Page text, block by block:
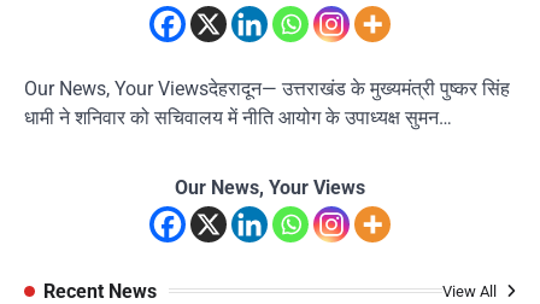
Our News, Your Viewsदेहरादून— उत्तराखंड के मुख्यमंत्री पुष्कर सिंह
धामी ने शनिवार को सचिवालय में नीति आयोग के उपाध्यक्ष सुमन…
Our News, Your Views
Recent News View All